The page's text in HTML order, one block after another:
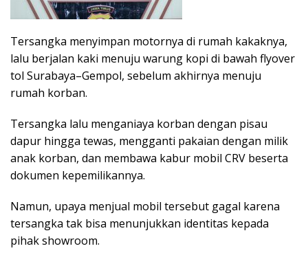
Tersangka menyimpan motornya di rumah kakaknya,
lalu berjalan kaki menuju warung kopi di bawah flyover
tol Surabaya–Gempol, sebelum akhirnya menuju
rumah korban.
Tersangka lalu menganiaya korban dengan pisau
dapur hingga tewas, mengganti pakaian dengan milik
anak korban, dan membawa kabur mobil CRV beserta
dokumen kepemilikannya.
Namun, upaya menjual mobil tersebut gagal karena
tersangka tak bisa menunjukkan identitas kepada
pihak showroom.